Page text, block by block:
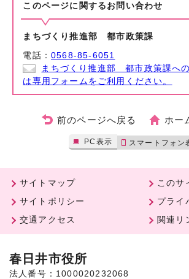
このページに関する お問い合わせ
まちづくり推進部 都市政策課
電話：0568-85-6051
まちづくり推進部 都市政策課へ
は専用フォームをご利用ください。
前のページへ戻る ホー
PC表示 スマートフォン
サイトマップ
このサ
サイトポリシー
プライ
交通アクセス
関連リ
春日井市役所
法人番号：1000020232068